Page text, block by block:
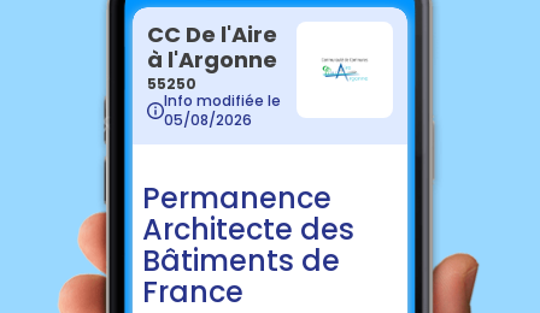
CC De l'Aire
à l'Argonne
55250
Info modifiée le
05/08/2026
Permanence
Architecte des
Bâtiments de
France